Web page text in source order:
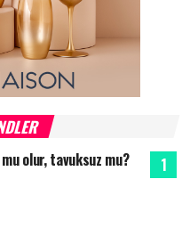
olur, tavuksuz mu?